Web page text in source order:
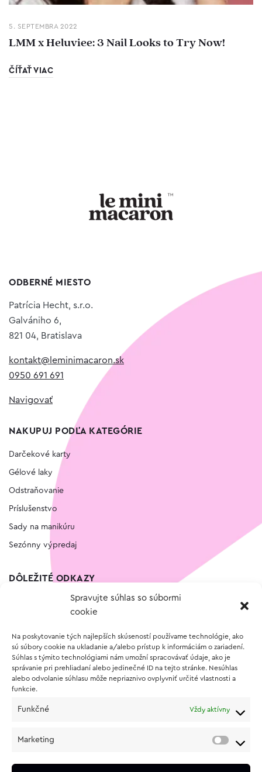
Spravujte súhlas so súbormi
cookie
Na poskytovanie tých najlepších skúseností používame technológie, ako
sú súbory cookie na ukladanie a/alebo prístup k informáciám o zariadení.
Súhlas s týmito technológiami nám umožní spracovávať údaje, ako je
správanie pri prehliadaní alebo jedinečné ID na tejto stránke. Nesúhlas
alebo odvolanie súhlasu môže nepriaznivo ovplyvniť určité vlastnosti a
funkcie.
Funkčné Vždy aktívny
Marketing
5. SEPTEMBRA 2022
LMM x Heluviee: 3 Nail Looks to Try Now!
ČÍŤAŤ VIAC
ODBERNÉ MIESTO
Patrícia Hecht, s.r.o.
Galvániho 6,
821 04, Bratislava
kontakt@leminimacaron.sk
0950 691 691
Navigovať
NAKUPUJ PODĽA KATEGÓRIE
Darčekové karty
Gélové laky
Odstraňovanie
Príslušenstvo
Sady na manikúru
Sezónny výpredaj
DÔLEŽITÉ ODKAZY
Vernostný program
O NÁKUPE
Vrátenie a reklamácia tovaru